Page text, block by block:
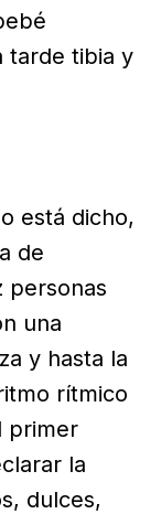
tarde tibia y
está dicho,
de
personas
una
y hasta la
rítmico
primer
la
dulces,